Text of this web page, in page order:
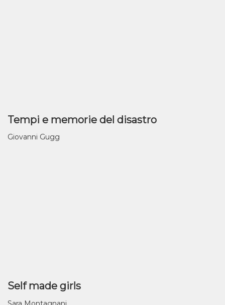
Tempi e memorie del disastro
Giovanni Gugg
Self made girls